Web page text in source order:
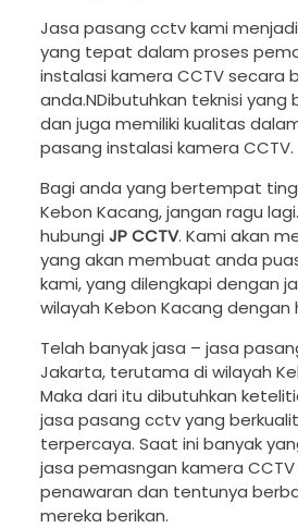
Jasa pasang cctv kami
yang tepat dalam proses
instalasi kamera CCTV secara
anda.NDibutuhkan teknisi yang
dan juga memiliki kualitas
pasang instalasi kamera CCTV.
Bagi anda yang bertempat
Kebon Kacang, jangan ragu
hubungi JP CCTV. Kami akan
yang akan membuat anda
kami, yang dilengkapi dengan
wilayah Kebon Kacang dengan
Telah banyak jasa – jasa
Jakarta, terutama di wilayah
Maka dari itu dibutuhkan
jasa pasang cctv yang
terpercaya. Saat ini banyak
jasa pemasngan kamera
penawaran dan tentunya
mereka berikan.